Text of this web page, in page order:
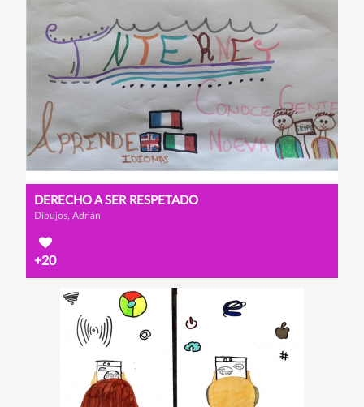
DERECHO A SER RESPETADO
Dibujos, Adrián
+20